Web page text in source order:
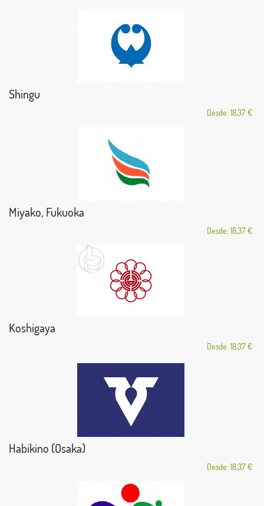
Shingu
Desde: 18,37 €
Miyako, Fukuoka
Desde: 18,37 €
Koshigaya
Desde: 18,37 €
Habikino (Osaka)
Desde: 18,37 €